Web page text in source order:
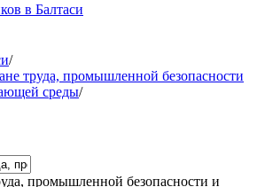
в Балтаси
/
труда, промышленной безопасности
среды/
промышленной безопасности и